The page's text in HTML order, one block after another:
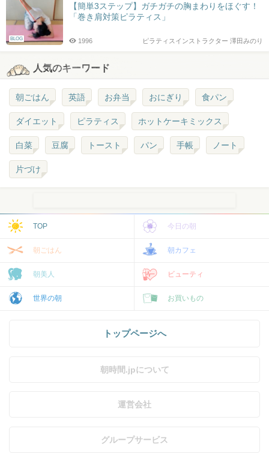
BLOG
【簡単3ステップ】ガチガチの胸まわりをほぐす！
「巻き肩対策ピラティス」
ピラティスインストラクター 澤田みのり
1996
人気のキーワード
朝ごはん 英語 お弁当 おにぎり 食パン
ダイエット ピラティス ホットケーキミックス
白菜 豆腐 トースト パン 手帳 ノート
片づけ
TOP 今日の朝
朝ごはん 朝カフェ
朝美人 ビューティ
世界の朝 お買いもの
トップページへ
朝時間.jpについて
運営会社
グループサービス